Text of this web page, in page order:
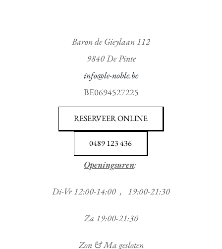
Baron de Gieylaan 112
9840 De Pinte
info@le-noble.be
BE0694527225
RESERVEER ONLINE
0489 123 436
Openingsuren:
Di-Vr 12:00-14:00 , 19:00-21:30
Za 19:00-21:30
Zon & Ma gesloten